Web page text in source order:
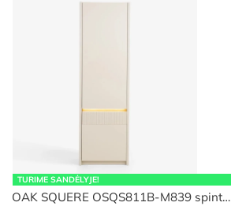
TURIME SANDĖLYJE!
OAK SQUERE OSQS811B-M839 spint…